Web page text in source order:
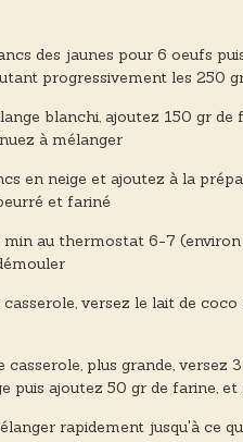
des jaunes pour 6 oeufs
progressivement les 250
blanchi, ajoutez 150 gr de
à mélanger
en neige et ajoutez à la
et fariné
min au thermostat 6-7
versez le lait de
casserole, plus grande, versez
puis ajoutez 50 gr de farine,
rapidement jusqu'à ce